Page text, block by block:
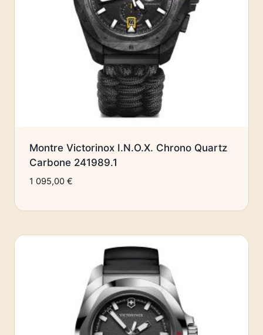
Montre Victorinox I.N.O.X. Chrono Quartz
Carbone 241989.1
1 095,00 €